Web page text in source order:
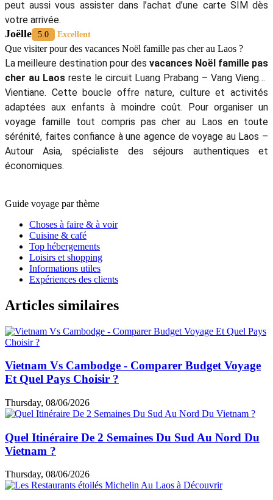
peut aussi vous assister dans l’achat d’une carte SIM dès
votre arrivée.
Joëlle 5.0 Excellent
Que visiter pour des vacances Noël famille pas cher au Laos ?
La meilleure destination pour des vacances Noël famille pas
cher au Laosreste le circuit Luang Prabang – Vang Vieng –
Vientiane. Cette boucle offre nature, culture et activités
adaptées aux enfants à moindre coût. Pour organiser un
voyage famille tout compris pas cher au Laos en toute
sérénité, faites confiance à une agence de voyage au Laos –
Autour Asia, spécialiste des séjours authentiques et
économiques.
Guide voyage par thème
Choses à faire & à voir
Cuisine & café
Top hébergements
Loisirs et shopping
Informations utiles
Expériences des clients
Articles similaires
Vietnam Vs Cambodge - Comparer Budget Voyage
Et Quel Pays Choisir ?
Thursday, 08/06/2026
Quel Itinéraire De 2 Semaines Du Sud Au Nord Du
Vietnam ?
Thursday, 08/06/2026